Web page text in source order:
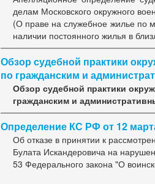
делам Московского окружного
(О праве на служебное жилье по
наличии постоянного жилья в
Обзор судебной практики
по гражданским и
Обзор судебной практики
гражданским и
Определение КС РФ от 12
Об отказе в принятии к
Булата Искандеровича на
53 Федерального закона "О